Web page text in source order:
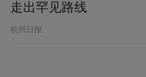
走出罕见路线
杭州日报